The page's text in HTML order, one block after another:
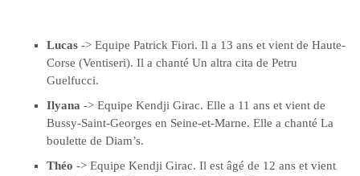
Lucas -> Equipe Patrick Fiori. Il a 13 ans et vient de Haute-
Corse (Ventiseri). Il a chanté Un altra cita de Petru
Guelfucci.
Ilyana -> Equipe Kendji Girac. Elle a 11 ans et vient de
Bussy-Saint-Georges en Seine-et-Marne. Elle a chanté La
boulette de Diam’s.
Théo -> Equipe Kendji Girac. Il est âgé de 12 ans et vient